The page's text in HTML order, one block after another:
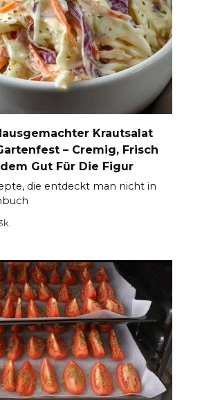
Krautsalat
– Cremig, Frisch
Gut Für Die Figur
die entdeckt man nicht in